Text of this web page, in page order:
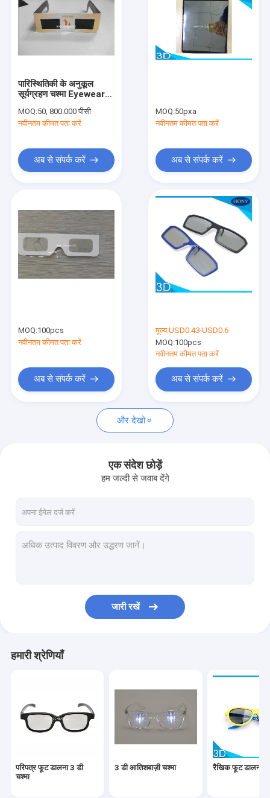
उत्पादों
हमारे बारे में
हमसे संपर्क करें
रैखिक फूट डालना 3 डी चश्मा
फूट डालना फिल्म शीट
प्रोजेक्टर पोलारिज़र फ़िल्टर
पारिस्थितिकी के अनुकूल
सूर्यग्रहण चश्मा Eyewear
MOQ:50, 800.000 पीसी
नवीनतम कीमत पता करें
अब से संपर्क करें
MOQ:50pxa
नवीनतम कीमत पता करें
अब से संपर्क करें
MOQ:100pcs
नवीनतम कीमत पता करें
अब से संपर्क करें
मूल्य:USD0.43-USD0.6
MOQ:100pcs
नवीनतम कीमत पता करें
अब से संपर्क करें
और देखो
एक संदेश छोड़ें
हम जल्दी से जवाब देंगे
जारी रखें
हमारी श्रेणियाँ
परिपत्र फूट डालना 3 डी
चश्मा
3 डी आतिशबाज़ी चश्मा रैखिक फूट डालना 3